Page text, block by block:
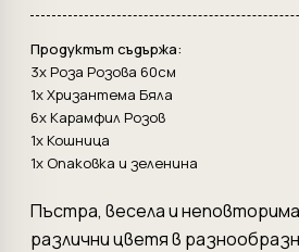
Продуктът съдържа:
3x Роза Розова 60см
1x Хризантема Бяла
6x Карамфил Розов
1x Кошница
1x Опаковка и зеленина
Пъстра, весела и
различни цветя в